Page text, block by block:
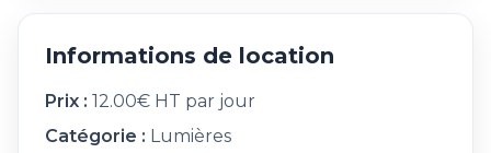
Informations de location
Prix : 12.00€ HT par jour
Catégorie : Lumières